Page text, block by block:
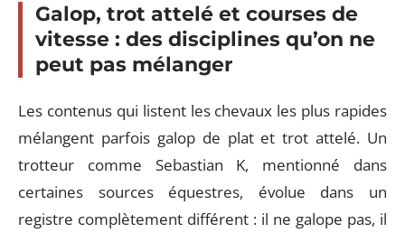
Galop, trot attelé et courses de
vitesse : des disciplines qu’on ne
peut pas mélanger
Les contenus qui listent les chevaux les plus rapides
mélangent parfois galop de plat et trot attelé. Un
trotteur comme Sebastian K, mentionné dans
certaines sources équestres, évolue dans un
registre complètement différent : il ne galope pas, il